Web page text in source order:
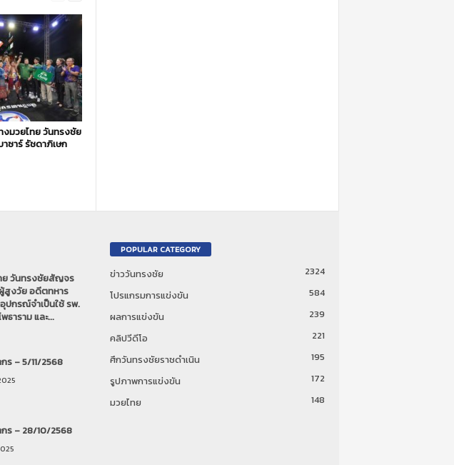
มวยไทย วันทรงชัย
ซาร์ รัชดาภิเษก
ย วันทรงชัยสัญจร
สูงวัย อดีตทหาร
ปกรณ์จำเป็นใช้ รพ.
ธาราม และ...
ร – 5/11/2568
ร – 28/10/2568
POPULAR CATEGORY
ข่าววันทรงชัย
2324
โปรแกรมการแข่งขัน
584
ผลการแข่งขัน
239
คลิปวีดีโอ
221
ศึกวันทรงชัยราชดำเนิน
195
รูปภาพการแข่งขัน
172
มวยไทย
148